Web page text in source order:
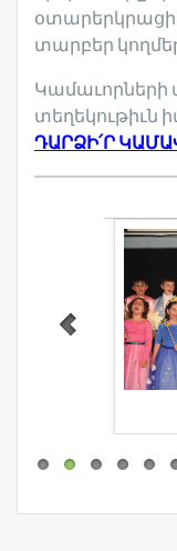
օտարերկրացի
տարբեր
Կամաւորների
տեղեկութիւն
ԴԱՐՁԻ՛Ր